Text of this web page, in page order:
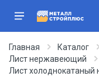
Главная Каталог
Лист нержавеющий
Лист